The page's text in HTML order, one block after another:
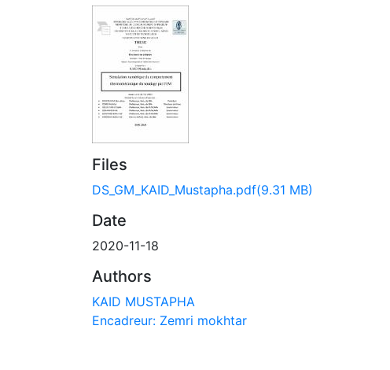
Files
DS_GM_KAID_Mustapha.pdf(9.31 MB)
Date
2020-11-18
Authors
KAID MUSTAPHA
Encadreur: Zemri mokhtar